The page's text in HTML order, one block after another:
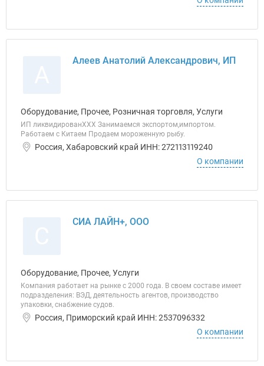
Алеев Анатолий Александрович, ИП
Оборудование, Прочее, Розничная торговля, Услуги
ИП ликвидированХХХ Занимаемся экспортом,импортом.
Работаем с Китаем Продаем мороженную рыбу.
Россия, Хабаровский край ИНН: 272113119240
О компании
СИА ЛАЙН+, ООО
Оборудование, Прочее, Услуги
Компания работает на рынке с 2000 года. В своем составе имеет
подразделения: ВЭД, деятельность агентов, производство
упаковки, снабжение судов.
Россия, Приморский край ИНН: 2537096332
О компании